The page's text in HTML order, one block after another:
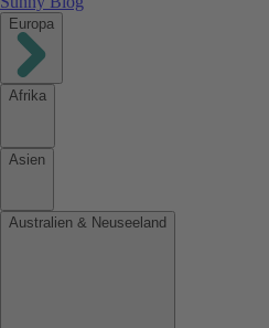
Europa
Afrika
Asien
Australien & Neuseeland